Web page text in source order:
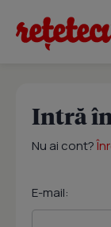
Intră
Nu ai cont?
E-mail: